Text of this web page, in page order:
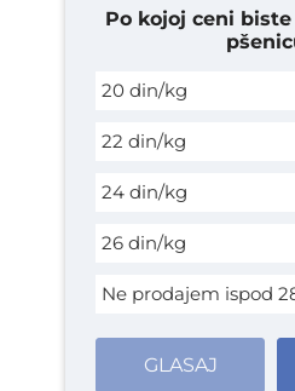
Po kojoj ceni
20 din/kg
22 din/kg
24 din/kg
26 din/kg
Ne prodajem ispod
GLASAJ